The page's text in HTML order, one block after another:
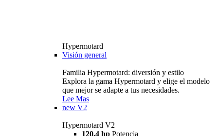
Hypermotard
Visión general
Familia Hypermotard: diversión y estilo
Explora la gama Hypermotard y elige el modelo
que mejor se adapte a tus necesidades.
Lee Mas
new V2
Hypermotard V2
120,4 hp Potencia